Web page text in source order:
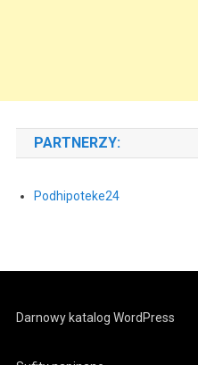
PARTNERZY:
Podhipoteke24
Darnowy katalog WordPress